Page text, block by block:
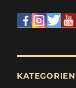
KATEGORIEN